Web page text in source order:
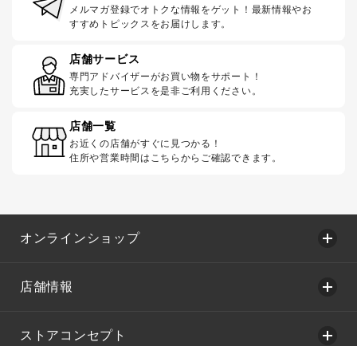
メルマガ登録でオトクな情報をゲット！最新情報やお
すすめトピックスをお届けします。
店舗サービス
専門アドバイザーがお買い物をサポート！
充実したサービスを是非ご利用ください。
店舗一覧
お近くの店舗がすぐに見つかる！
住所や営業時間はこちらからご確認できます。
オンラインショップ
店舗情報
ストアコンセプト